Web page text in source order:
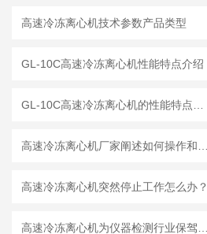
高速冷冻离心机技术参数产品类型
GL-10C高速冷冻离心机性能特点介绍
高速冷冻离心机突然停止工作怎么办？